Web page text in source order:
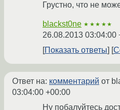
Грустно, что не
blackst0ne ★★★★★
26.08.2013 03:04:00
Показать ответы
Ответ на: комментарий от
03:04:00 +00:00
Ну побалуйтесь